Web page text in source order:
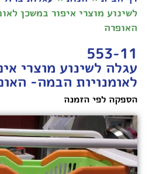
לשינוע מוצרי איפור במשכן
האופרה
553-11
עגלה לשינוע מוצרי
לאומנויות הבמה-
הספקה לפי הזמנה